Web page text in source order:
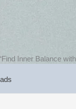
Inner Balance